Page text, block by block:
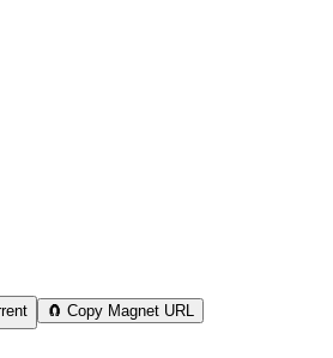
🧲 Copy Magnet URL